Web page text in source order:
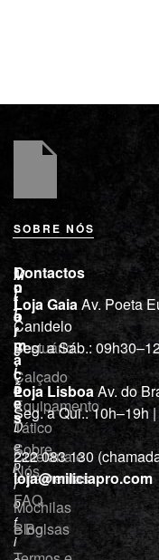
SOBRE NÓS
M
i
l
í
c
i
a
“
D
e
p
r
o
f
i
L
o
j
a
Vestuário
Calçado
Equipamento
Tático
Cutelaria e
ferramentas
Mochilas
e Bolsas
I
n
f
o
r
m
a
ç
õ
e
s
Sobre
Nós
FAQ
Blog
Contactos
Loja GaiaAv. Poeta
Canidelo
Seg. a Sáb.:
Loja LisboaAv. do
Seg. a Qui.: 10h–19h
222 083 130
loja@miliciapro.com